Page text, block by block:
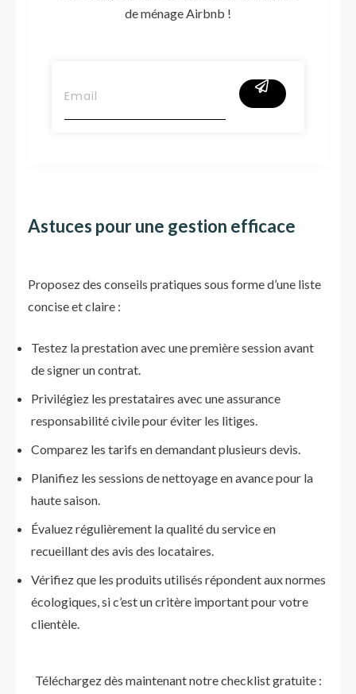
de ménage Airbnb !
Astuces pour une gestion efficace
Proposez des conseils pratiques sous forme d’une liste
concise et claire :
Testez la prestation avec une première session avant
de signer un contrat.
Privilégiez les prestataires avec une assurance
responsabilité civile pour éviter les litiges.
Comparez les tarifs en demandant plusieurs devis.
Planifiez les sessions de nettoyage en avance pour la
haute saison.
Évaluez régulièrement la qualité du service en
recueillant des avis des locataires.
Vérifiez que les produits utilisés répondent aux normes
écologiques, si c’est un critère important pour votre
clientèle.
Téléchargez dès maintenant notre checklist gratuite :